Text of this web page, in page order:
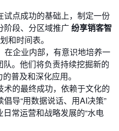
试点成功的基础上，制定一份
阶段、分区域推广 纷享销客智
和时间表。
在企业内部，有意识地培养一
。他们将负责持续挖掘新的
普及和深化应用。
术的最终成功，依赖于文化的
导“用数据说话、用AI决策”
常运营和战略发展的“水电